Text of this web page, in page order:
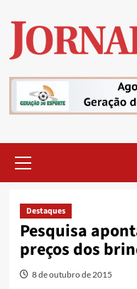
content
Menu
Destaques
Pesquisa
preços dos
8 de outubro de 2015